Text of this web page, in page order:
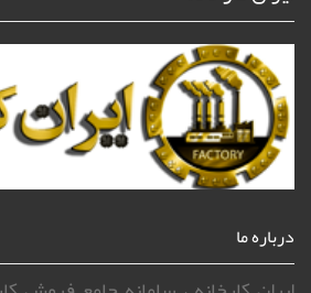
درباره ما